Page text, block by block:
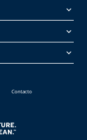
keyboard_arrow_down
keyboard_arrow_down
keyboard_arrow_down
Contacto